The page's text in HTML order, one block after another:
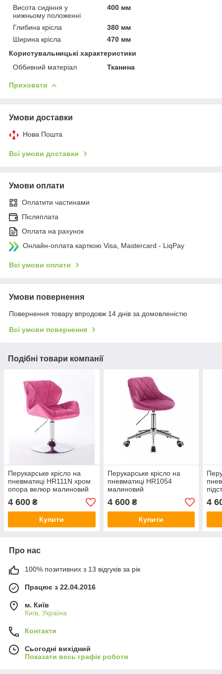
Висота сидіння у
нижньому положенні
400 мм
Глибина крісла
380 мм
Ширина крісла
470 мм
Користувальницькі характеристики
Оббивний матеріал
Тканина
Приховати
Умови доставки
Нова Пошта
Всі умови доставки
Умови оплати
Оплатити частинами
Післяплата
Оплата на рахунок
Онлайн-оплата карткою Visa, Mastercard - LiqPay
Всі умови оплати
Умови повернення
Повернення товару впродовж 14 днів за домовленістю
Всі умови повернення
Подібні товари компанії
Перукарське крісло на
пневматиці HR111N хром
опора велюр малиновий
4 600 ₴
Купити
Перукарське крісло на
пневматиці HR1054
малиновий
4 600₴
Купити
4
Про нас
100% позитивних з 13 відгуків за рік
Працює з 22.04.2016
м. Київ
Київ, Україна
Контакти
Сьогодні вихідний
Показати весь графік роботи